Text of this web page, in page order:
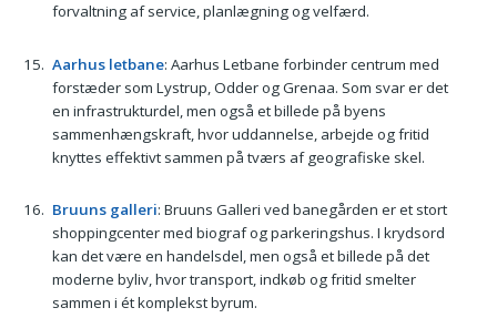
forvaltning af service, planlægning og velfærd.
Aarhus letbane: Aarhus Letbane forbinder centrum med
forstæder som Lystrup, Odder og Grenaa. Som svar er det
en infrastrukturdel, men også et billede på byens
sammenhængskraft, hvor uddannelse, arbejde og fritid
knyttes effektivt sammen på tværs af geografiske skel.
Bruuns galleri: Bruuns Galleri ved banegården er et stort
shoppingcenter med biograf og parkeringshus. I krydsord
kan det være en handelsdel, men også et billede på det
moderne byliv, hvor transport, indkøb og fritid smelter
sammen i ét komplekst byrum.